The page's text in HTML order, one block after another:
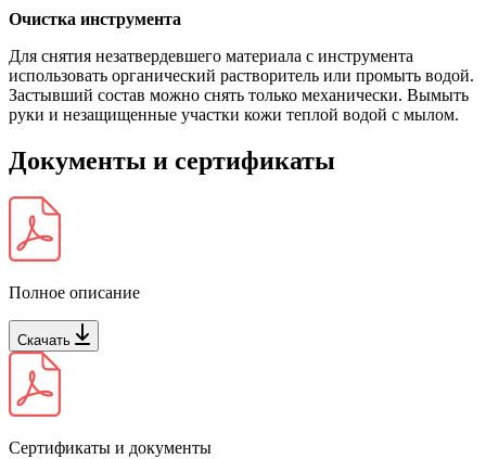
Очистка инструмента
Для снятия незатвердевшего материала с инструмента
использовать органический растворитель или промыть водой.
Застывший состав можно снять только механически. Вымыть
руки и незащищенные участки кожи теплой водой с мылом.
Документы и сертификаты
Полное описание
Скачать
Сертификаты и документы